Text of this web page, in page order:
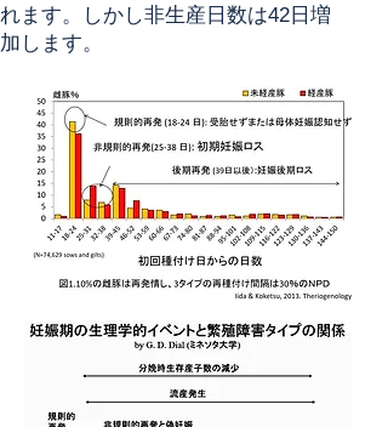
れます。しかし非生産日数は42日増
加します。